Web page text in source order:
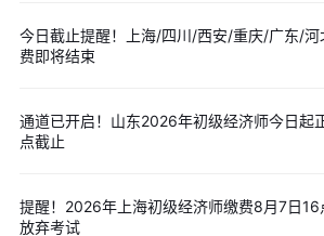
3、填报信息：选择初级经济师，按工
区，10 大专业任选其一
历核验失败、失信考生需上传材料人工 / 现
5、网上缴费：审核通过后方可缴费，
四、报考重要提醒
今日截止提醒！上海/四川/西安/重庆/广东/
费即将结束
通道已开启！山东2026年初级经济师今日起
点截止
提醒！2026年上海初级经济师缴费8月7日
放弃考试